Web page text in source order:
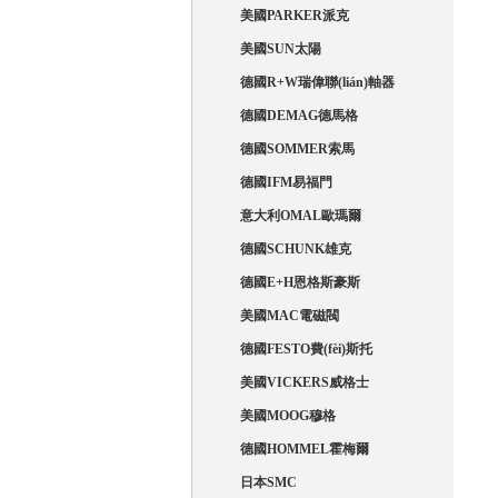
美國PARKER派克
美國SUN太陽
德國R+W瑞偉聯(lián)軸器
德國DEMAG德馬格
德國SOMMER索馬
德國IFM易福門
意大利OMAL歐瑪爾
德國SCHUNK雄克
德國E+H恩格斯豪斯
美國MAC電磁閥
德國FESTO費(fèi)斯托
美國VICKERS威格士
美國MOOG穆格
德國HOMMEL霍梅爾
日本SMC